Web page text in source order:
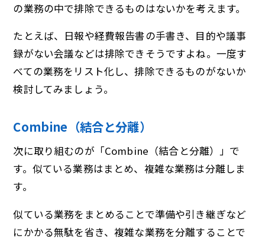
の業務の中で排除できるものはないかを考えます。
たとえば、日報や経費報告書の手書き、目的や議事
録がない会議などは排除できそうですよね。一度す
べての業務をリスト化し、排除できるものがないか
検討してみましょう。
Combine（結合と分離）
次に取り組むのが「Combine（結合と分離）」で
す。似ている業務はまとめ、複雑な業務は分離しま
す。
似ている業務をまとめることで準備や引き継ぎなど
にかかる無駄を省き、複雑な業務を分離することで